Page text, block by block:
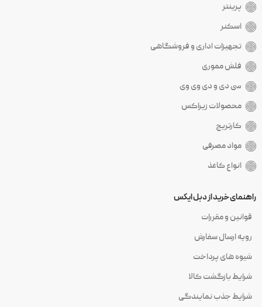
پرینتر
اسکنر
تجهیزات اداری و فروشگاهی
فلش مموری
سی دی و دی وی وی
محصولات زیراکس
کارتریج
مواد مصرفی
انواع کاغذ
راهنمای خرید از دبل ایکس
قوانین و مقررات
رویه ارسال سفارش
شیوه های پرداخت
شرایط بازگشت کالا
شرایط جذب نمایندگی